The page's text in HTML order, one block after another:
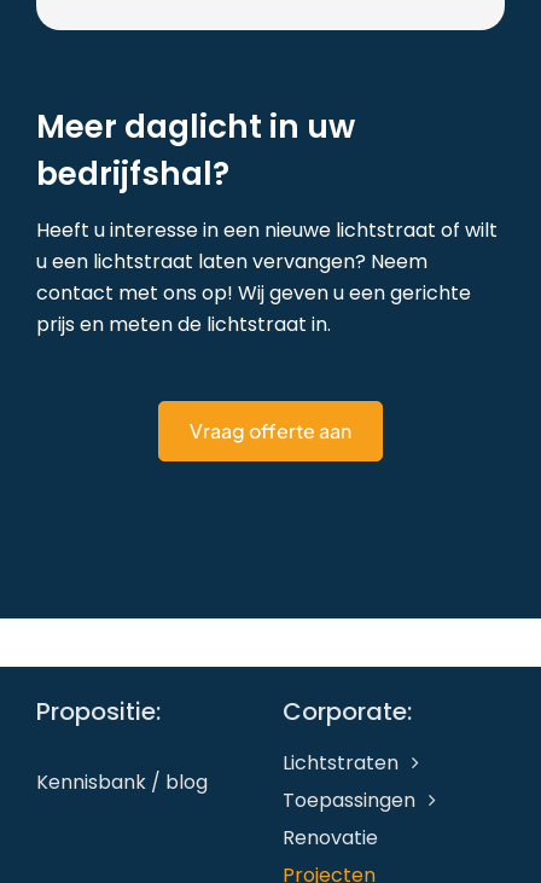
Meer daglicht in uw
bedrijfshal?
Heeft u interesse in een nieuwe lichtstraat of wilt
u een lichtstraat laten vervangen? Neem
contact met ons op! Wij geven u een gerichte
prijs en meten de lichtstraat in.
Vraag offerte aan
Propositie:
Kennisbank / blog
Corporate:
Lichtstraten
Toepassingen
Renovatie
Projecten